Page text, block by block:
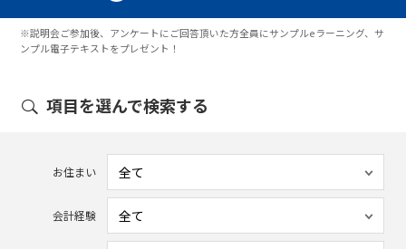
※説明会ご参加後、アンケートにご回答頂いた方全員にサンプルeラーニング、サ
ンプル電子テキストをプレゼント！
項目を選んで検索する
お住まい
会計経験